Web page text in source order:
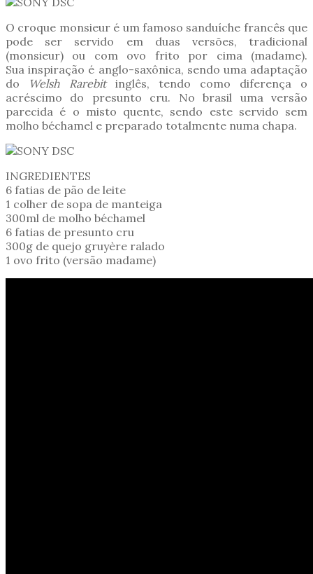
O croque monsieur é um famoso sanduíche francês que
pode ser servido em duas versões, tradicional
(monsieur) ou com ovo frito por cima (madame).
Sua inspiração é anglo-saxônica, sendo uma adaptação
do
Welsh Rarebitinglês, tendo como diferença o
acréscimo do presunto cru. No brasil uma versão
parecida é o misto quente, sendo este servido sem
molho béchamel e preparado totalmente numa chapa.
INGREDIENTES
6 fatias de pão de leite
1 colher de sopa de manteiga
300ml de molho béchamel
6 fatias de presunto cru
300g de quejo gruyère ralado
1 ovo frito (versão madame)